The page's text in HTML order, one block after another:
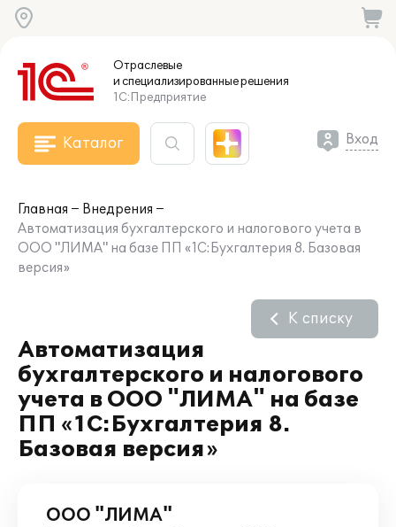
Отраслевые
и специализированныерешения
1С:Предприятие
Каталог Вход
Главная
Внедрения
Автоматизация бухгалтерского и налогового учета в
ООО "ЛИМА" на базе ПП «1С:Бухгалтерия 8. Базовая
версия»
Автоматизация
бухгалтерского и налогового
учета в ООО "ЛИМА" на базе
ПП «1С:Бухгалтерия 8.
Базовая версия»
К списку
ООО "ЛИМА"